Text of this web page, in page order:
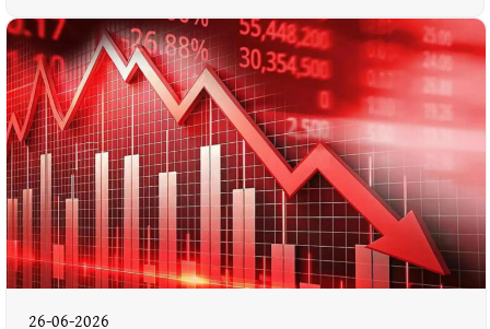
26-06-2026